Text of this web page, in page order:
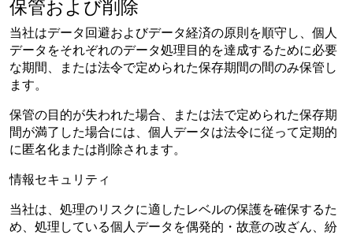
保管および削除
当社はデータ回避およびデータ経済の原則を順守し、個人
データをそれぞれのデータ処理目的を達成するために必要
な期間、または法令で定められた保存期間の間のみ保管し
ます。
保管の目的が失われた場合、または法で定められた保存期
間が満了した場合には、個人データは法令に従って定期的
に匿名化または削除されます。
情報セキュリティ
当社は、処理のリスクに適したレベルの保護を確保するた
め、処理している個人データを偶発的・故意の改ざん、紛